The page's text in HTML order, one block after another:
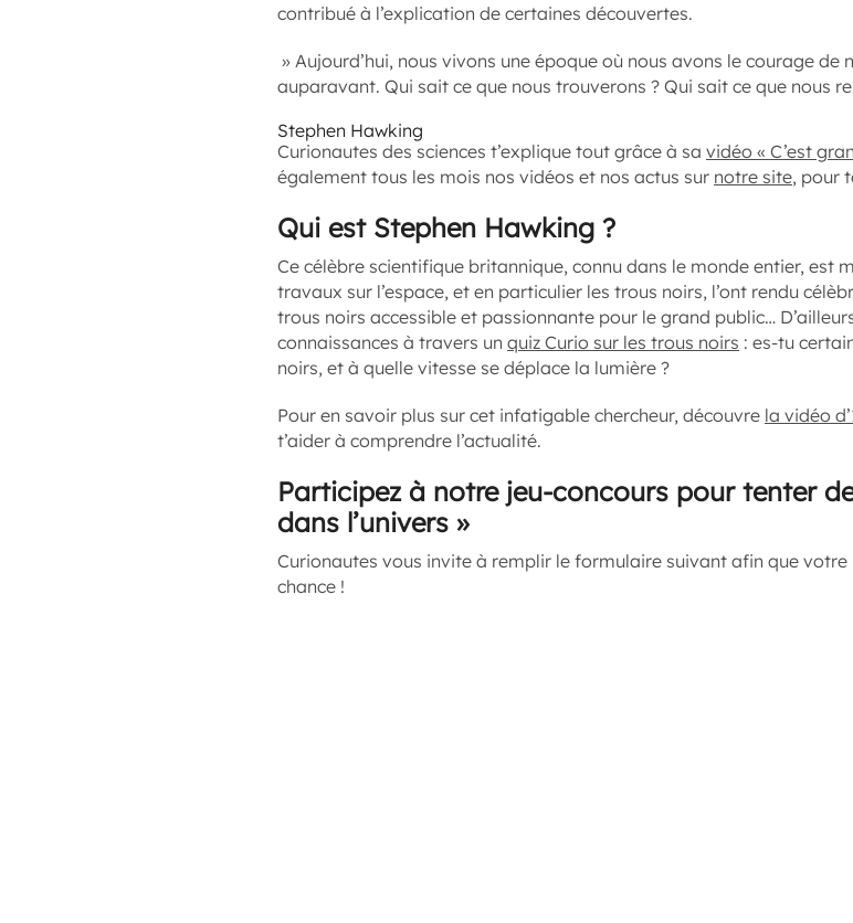
contribué à l’explication de certaines découvertes.
» Aujourd’hui, nous vivons une époque où nous avons le courage de
auparavant. Qui sait ce que nous trouverons ? Qui sait ce que nous
Stephen Hawking
Curionautes des sciences t’explique tout grâce à sa vidéo « C’est
également tous les mois nos vidéos et nos actus sur notre site, pour
Qui est Stephen Hawking ?
Ce célèbre scientifique britannique, connu dans le monde entier, est
travaux sur l’espace, et en particulier les trous noirs, l’ont rendu
trous noirs accessible et passionnante pour le grand public…
connaissances à travers un quiz Curio sur les trous noirs : es-tu
noirs, et à quelle vitesse se déplace la lumière ?
Pour en savoir plus sur cet infatigable chercheur, découvre la vidéo
t’aider à comprendre l’actualité.
Participez à notre jeu-concours pour tenter
dans l’univers »
Curionautes vous invite à remplir le formulaire suivant afin que
chance !